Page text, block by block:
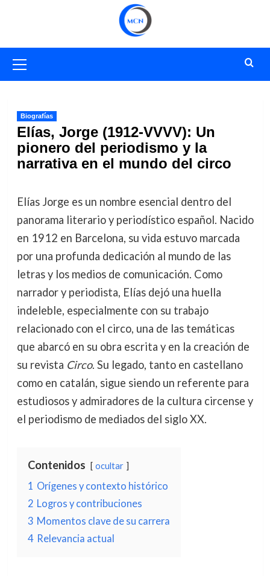
primario
Biografías
Elías, Jorge (1912-VVVV): Un
pionero del periodismo y la
narrativa en el mundo del circo
Elías Jorge es un nombre esencial dentro del
panorama literario y periodístico español. Nacido
en 1912 en Barcelona, su vida estuvo marcada
por una profunda dedicación al mundo de las
letras y los medios de comunicación. Como
narrador y periodista, Elías dejó una huella
indeleble, especialmente con su trabajo
relacionado con el circo, una de las temáticas
que abarcó en su obra escrita y en la creación de
su revista Circo. Su legado, tanto en castellano
como en catalán, sigue siendo un referente para
estudiosos y admiradores de la cultura circense y
el periodismo de mediados del siglo XX.
Contenidos ocultar
1 Orígenes y contexto histórico
2 Logros y contribuciones
3 Momentos clave de su carrera
4 Relevancia actual